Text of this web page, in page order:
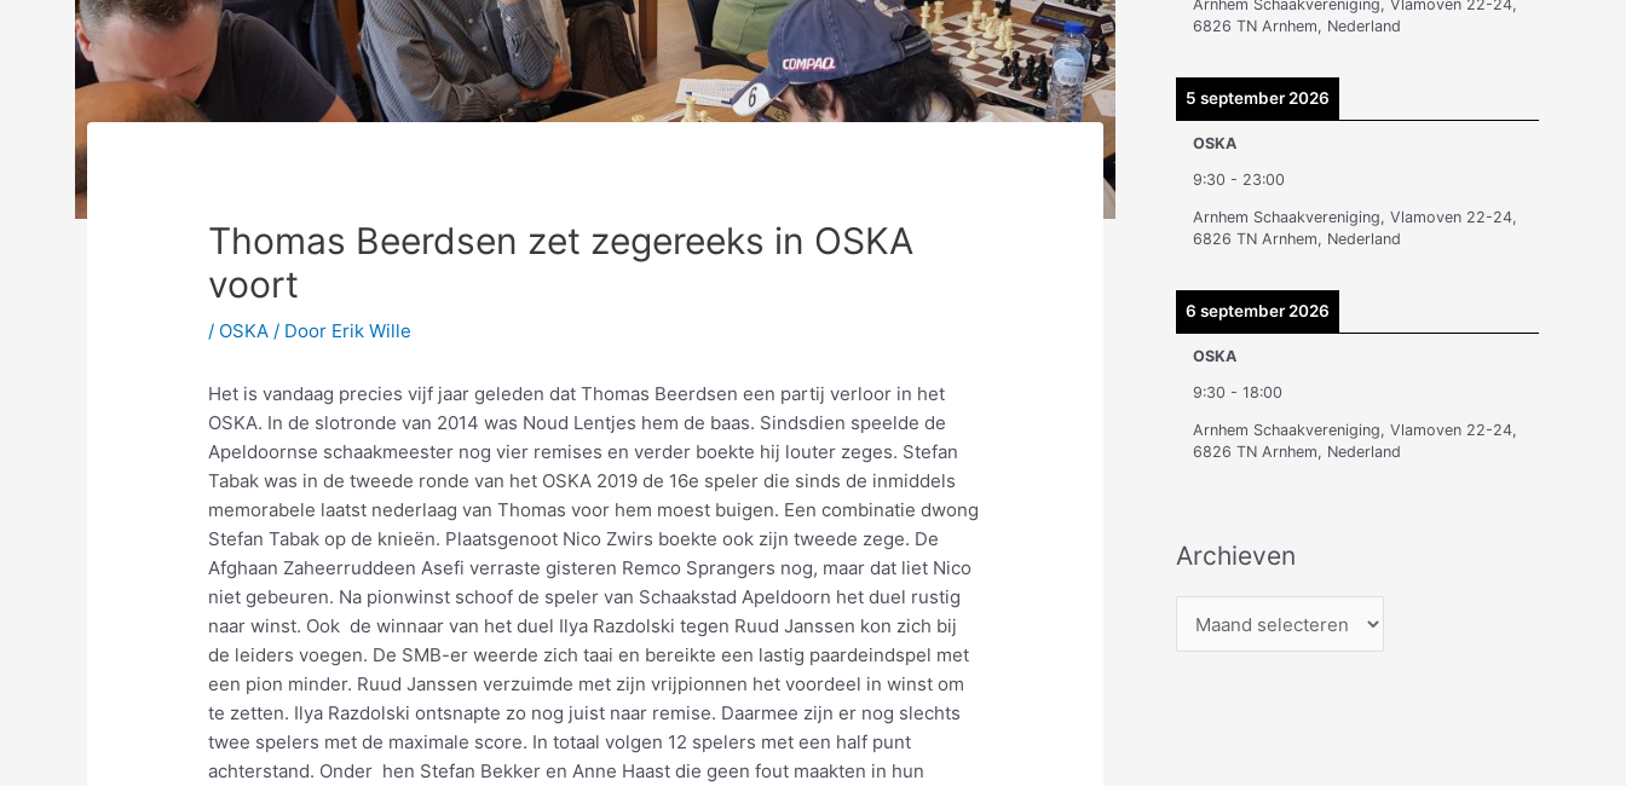
Thomas Beerdsen zet zegereeks in OSKA
voort
/ OSKA / Door Erik Wille
Het is vandaag precies vijf jaar geleden dat Thomas Beerdsen een partij verloor in het
OSKA. In de slotronde van 2014 was Noud Lentjes hem de baas. Sindsdien speelde de
Apeldoornse schaakmeester nog vier remises en verder boekte hij louter zeges. Stefan
Tabak was in de tweede ronde van het OSKA 2019 de 16e speler die sinds de inmiddels
memorabele laatst nederlaag van Thomas voor hem moest buigen. Een combinatie dwong
Stefan Tabak op de knieën. Plaatsgenoot Nico Zwirs boekte ook zijn tweede zege. De
Afghaan Zaheerruddeen Asefi verraste gisteren Remco Sprangers nog, maar dat liet Nico
niet gebeuren. Na pionwinst schoof de speler van Schaakstad Apeldoorn het duel rustig
naar winst. Ook de winnaar van het duel Ilya Razdolski tegen Ruud Janssen kon zich bij
de leiders voegen. De SMB-er weerde zich taai en bereikte een lastig paardeindspel met
een pion minder. Ruud Janssen verzuimde met zijn vrijpionnen het voordeel in winst om
te zetten. Ilya Razdolski ontsnapte zo nog juist naar remise. Daarmee zijn er nog slechts
twee spelers met de maximale score. In totaal volgen 12 spelers met een half punt
achterstand. Onder hen Stefan Bekker en Anne Haast die geen fout maakten in hun
Arnhem Schaakvereniging, Vlamoven 22-24,
6826 TN Arnhem, Nederland
5 september 2026
OSKA
9:30 - 23:00
Arnhem Schaakvereniging, Vlamoven 22-24,
6826 TN Arnhem, Nederland
6 september 2026
OSKA
9:30 - 18:00
Arnhem Schaakvereniging, Vlamoven 22-24,
6826 TN Arnhem, Nederland
Archieven